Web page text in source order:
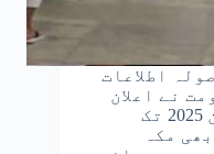
اطلاعات
نے اعلان
کیا ہے کہ 23 اپریل سے 10 جون 2025 تک
مکہ